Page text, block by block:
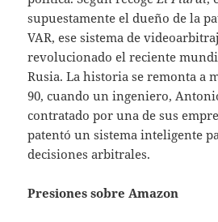
supuestamente el dueño de la
VAR, ese sistema de
revolucionado el reciente
Rusia. La historia se remonta a
90, cuando un ingeniero,
contratado por una de sus
patentó un sistema inteligente
decisiones arbitrales.
Presiones sobre Amazon